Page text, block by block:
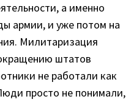
а именно
армии, и уже потом на
Милитаризация
штатов
не работали как
просто не понимали,